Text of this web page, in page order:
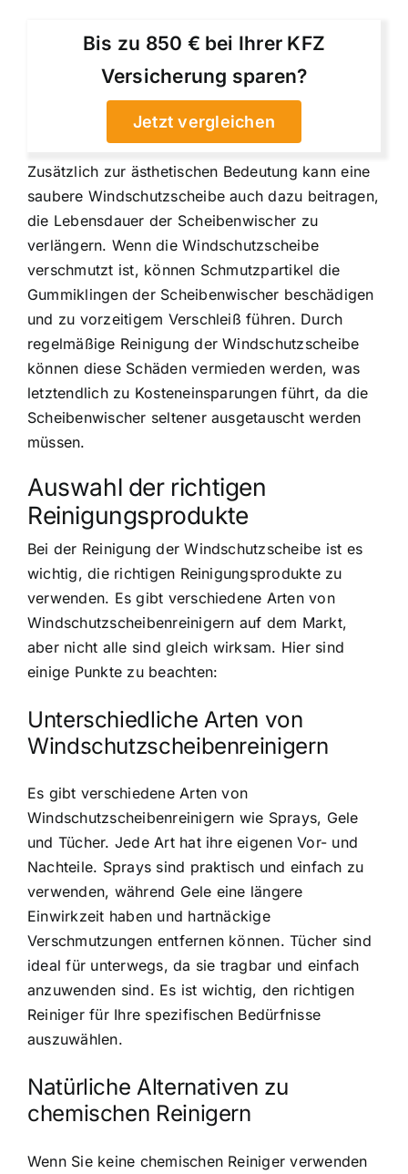
Bis zu 850 € bei Ihrer KFZ
Versicherung sparen?
Jetzt vergleichen
Zusätzlich zur ästhetischen Bedeutung kann eine
saubere Windschutzscheibe auch dazu beitragen,
die Lebensdauer der Scheibenwischer zu
verlängern. Wenn die Windschutzscheibe
verschmutzt ist, können Schmutzpartikel die
Gummiklingen der Scheibenwischer beschädigen
und zu vorzeitigem Verschleiß führen. Durch
regelmäßige Reinigung der Windschutzscheibe
können diese Schäden vermieden werden, was
letztendlich zu Kosteneinsparungen führt, da die
Scheibenwischer seltener ausgetauscht werden
müssen.
Auswahl der richtigen
Reinigungsprodukte
Bei der Reinigung der Windschutzscheibe ist es
wichtig, die richtigen Reinigungsprodukte zu
verwenden. Es gibt verschiedene Arten von
Windschutzscheibenreinigern auf dem Markt,
aber nicht alle sind gleich wirksam. Hier sind
einige Punkte zu beachten:
Unterschiedliche Arten von
Windschutzscheibenreinigern
Es gibt verschiedene Arten von
Windschutzscheibenreinigern wie Sprays, Gele
und Tücher. Jede Art hat ihre eigenen Vor- und
Nachteile. Sprays sind praktisch und einfach zu
verwenden, während Gele eine längere
Einwirkzeit haben und hartnäckige
Verschmutzungen entfernen können. Tücher sind
ideal für unterwegs, da sie tragbar und einfach
anzuwenden sind. Es ist wichtig, den richtigen
Reiniger für Ihre spezifischen Bedürfnisse
auszuwählen.
Natürliche Alternativen zu
chemischen Reinigern
Wenn Sie keine chemischen Reiniger verwenden